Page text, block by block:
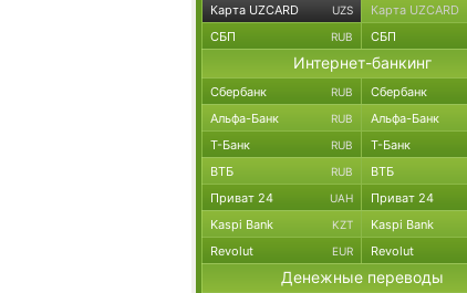
Карта UZCARD UZS Карта UZCARD
СБП RUB СБП
Интернет-банкинг
Сбербанк RUB Сбербанк
Альфа-Банк RUB Альфа-Банк
Т-Банк RUB Т-Банк
ВТБ RUB ВТБ
Приват 24 UAH Приват 24
Kaspi Bank KZT Kaspi Bank
Revolut EUR Revolut
Денежные переводы